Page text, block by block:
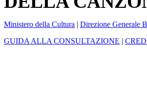
Ministero della Cultura | Direzione Generale
GUIDA ALLA CONSULTAZIONE |